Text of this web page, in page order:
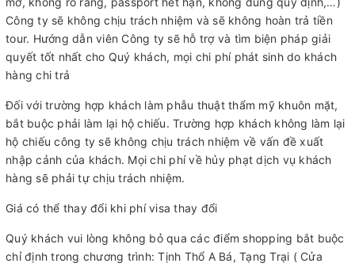
Công ty sẽ không chịu trách nhiệm và sẽ không hoàn trả tiền
tour. Hướng dẫn viên Công ty sẽ hỗ trợ và tìm biện pháp giải
quyết tốt nhất cho Quý khách, mọi chi phí phát sinh do khách
hàng chi trả
Đối với trường hợp khách làm phẫu thuật thẩm mỹ khuôn mặt,
bắt buộc phải làm lại hộ chiếu. Trường hợp khách không làm lại
hộ chiếu công ty sẽ không chịu trách nhiệm về vấn đề xuất
nhập cảnh của khách. Mọi chi phí về hủy phạt dịch vụ khách
hàng sẽ phải tự chịu trách nhiệm.
Giá có thể thay đổi khi phí visa thay đổi
Quý khách vui lòng không bỏ qua các điểm shopping bắt buộc
chỉ định trong chương trình: Tịnh Thổ A Bá, Tạng Trại ( Cửa